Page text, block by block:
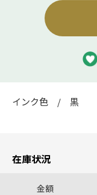
インク色 / 黒
在庫状況
金額